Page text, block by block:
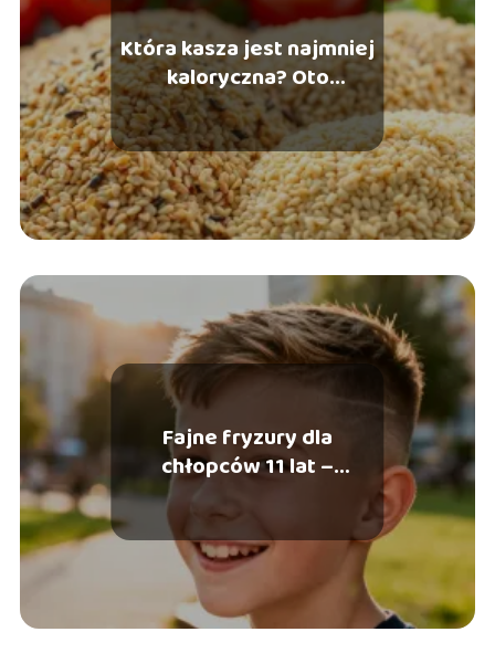
Która kasza jest najmniej
kaloryczna? Oto
szczegółowa analiza
Fajne fryzury dla
chłopców 11 lat –
najmodniejsze propozycje